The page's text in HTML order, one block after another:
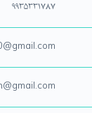
۹۹۳۵۳۳۱۷۸۷